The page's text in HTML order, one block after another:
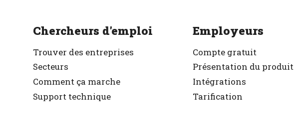
Chercheurs d'emploi
Trouver des entreprises
Secteurs
Comment ça marche
Support technique
Employeurs
Compte gratuit
Présentation du produit
Intégrations
Tarification